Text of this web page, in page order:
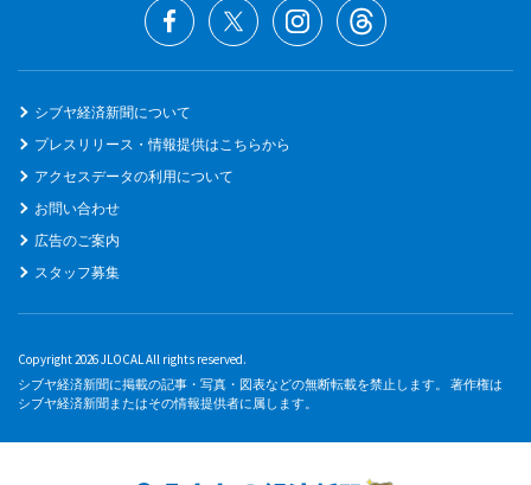
シブヤ経済新聞について
プレスリリース・情報提供はこちらから
アクセスデータの利用について
お問い合わせ
広告のご案内
スタッフ募集
Copyright 2026 JLOCAL All rights reserved.
シブヤ経済新聞に掲載の記事・写真・図表などの無断転載を禁止します。 著作権は
シブヤ経済新聞またはその情報提供者に属します。